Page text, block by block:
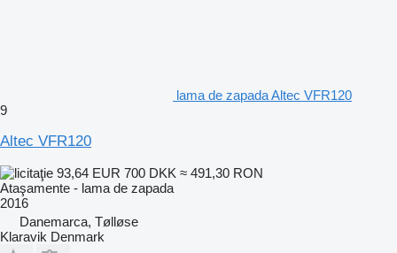
lama de zapada Altec VFR120
9
Altec VFR120
93,64 EUR 700 DKK ≈ 491,30 RON
Ataşamente - lama de zapada
2016
Danemarca, Tølløse
Klaravik Denmark